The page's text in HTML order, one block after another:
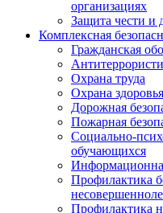
организациях
Защита чести и
Комплексная
Гражданская
Охрана труда
Охрана
Дорожная
Пожарная
Социально-
обучающихся
Профилактика